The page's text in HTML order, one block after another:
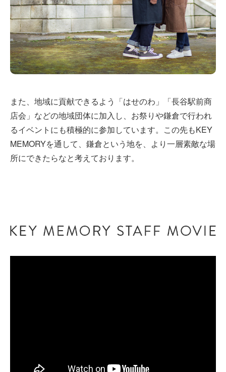
また、地域に貢献できるよう「はせのわ」「長谷駅前商
店会」などの地域団体に加入し、お祭りや鎌倉で行われ
るイベントにも積極的に参加しています。この先もKEY
MEMORYを通して、鎌倉という地を、より一層素敵な場
所にできたらなと考えております。